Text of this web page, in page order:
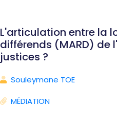
L'articulation entre la
différends (MARD) de
justices ?
Souleymane TOE
MÉDIATION